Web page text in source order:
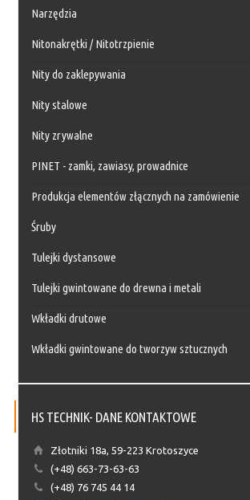
Narzędzia
Nitonakrętki / Nitotrzpienie
Nity do zaklepywania
Nity stalowe
Nity zrywalne
PINET - zamki, zawiasy, prowadnice
Produkcja elementów złącznych na zamówienie
Śruby
Tulejki dystansowe
Tulejki gwintowane do drewna i metali
Wkładki drutowe
Wkładki gwintowane do tworzyw sztucznych
HS TECHNIK- DANE KONTAKTOWE
Złotniki 18a, 59-223 Krotoszyce
(+48) 663-73-63-63
(+48) 76 745 44 14